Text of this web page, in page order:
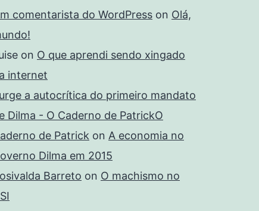
comentarista do WordPress on Olá,
on O que aprendi sendo xingado
internet
a autocrítica do primeiro mandato
Dilma - O Caderno de PatrickO
de Patrick on A economia no
Dilma em 2015
Barreto on O machismo no